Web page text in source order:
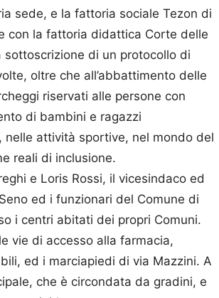
sede, e la fattoria sociale Tezon di
con la fattoria didattica Corte delle
di un protocollo di
oltre che all’abbattimento delle
riservati alle persone con
di bambini e ragazzi
attività sportive, nel mondo del
reali di inclusione.
e Loris Rossi, il vicesindaco ed
ed i funzionari del Comune di
i centri abitati dei propri Comuni.
vie di accesso alla farmacia,
ed i marciapiedi di via Mazzini. A
che è circondata da gradini, e